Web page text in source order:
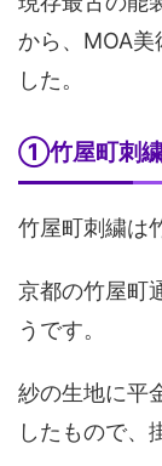
から、MOA美
した。
①竹屋町刺
竹屋町刺繍は
京都の竹屋町
うです。
紗の生地に平
したもので、